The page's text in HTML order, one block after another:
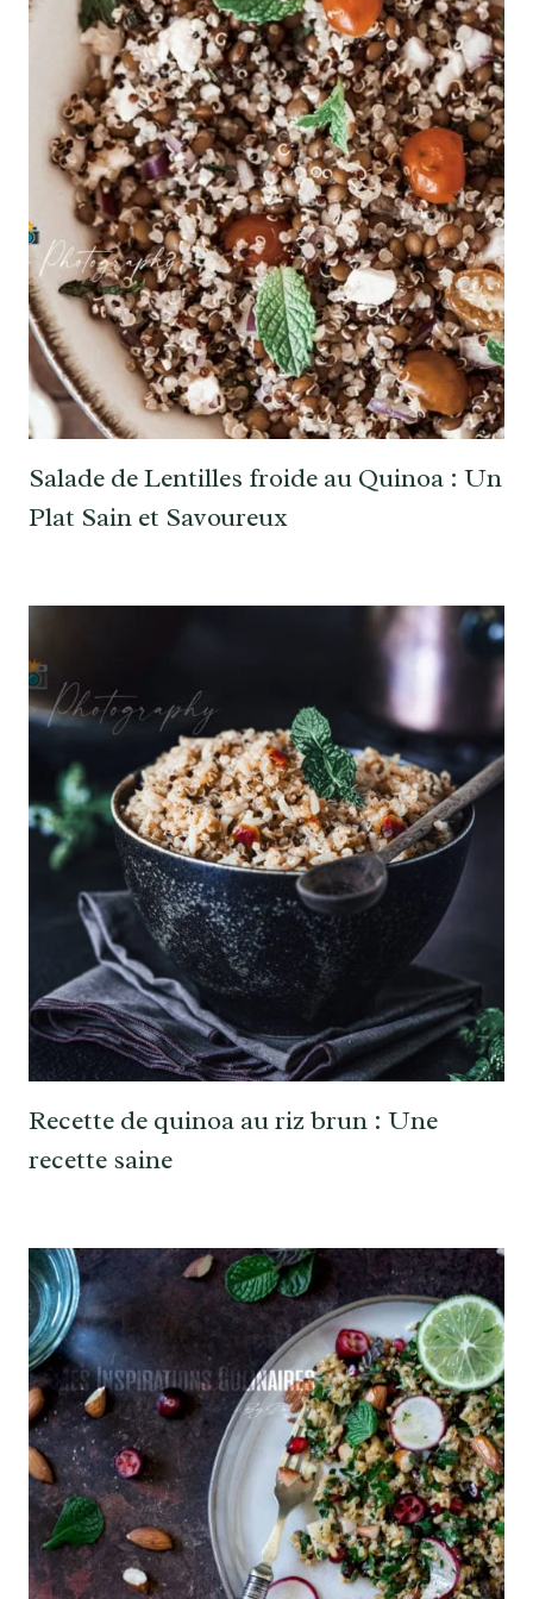
Salade de Lentilles froide au Quinoa : Un
Plat Sain et Savoureux
Recette de quinoa au riz brun : Une
recette saine